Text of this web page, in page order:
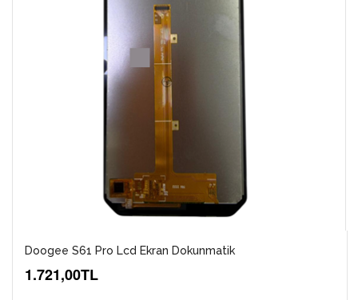
Doogee S61 Pro Lcd Ekran Dokunmatik
1.721,00TL